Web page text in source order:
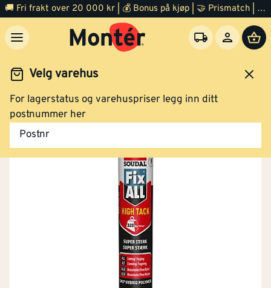
🚚 Fri frakt over 20 000 kr | 💰 Bonus på kjøp | 🤝 Prismatch | ⭐ 100% fornøyd garanti | 🏪 140 byggevarehus
Velg varehus
For lagerstatus og varehuspriser legg inn ditt
postnummer her
Postnr
Maling Lim, fug og tape